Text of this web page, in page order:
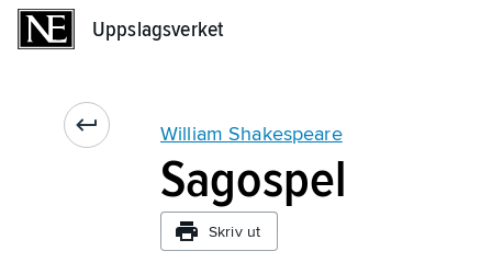
Uppslagsverket
William Shakespeare
Sagospel
Skriv ut